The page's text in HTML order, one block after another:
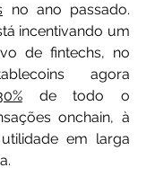
no ano passado.
incentivando um
de fintechs, no
agora
de todo o
onchain, à
em larga